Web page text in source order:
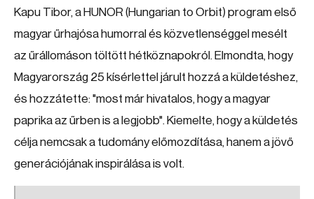
Kapu Tibor, a HUNOR (Hungarian to Orbit) program első
magyar űrhajósa humorral és közvetlenséggel mesélt
az űrállomáson töltött hétköznapokról. Elmondta, hogy
Magyarország 25 kísérlettel járult hozzá a küldetéshez,
és hozzátette: "most már hivatalos, hogy a magyar
paprika az űrben is a legjobb". Kiemelte, hogy a küldetés
célja nemcsak a tudomány előmozdítása, hanem a jövő
generációjának inspirálása is volt.